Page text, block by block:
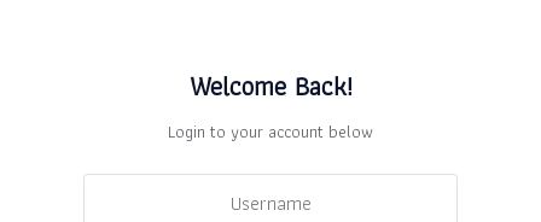
Welcome Back!
Login to your account below